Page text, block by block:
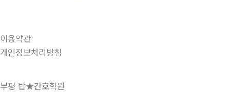
이용약관
개인정보처리방침
부평 탑★간호학원